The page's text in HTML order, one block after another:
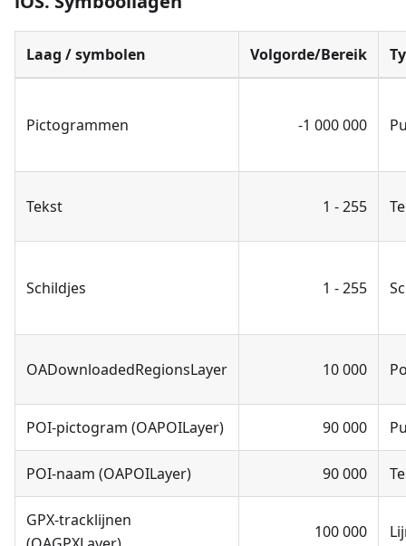
Laag / symbolen Volgorde/Bereik
Pictogrammen -1 000 000
Tekst 1 - 255
Schildjes 1 - 255
OADownloadedRegionsLayer 10 000
POI-pictogram (OAPOILayer) 90 000
POI-naam (OAPOILayer) 90 000
GPX-tracklijnen
100 000